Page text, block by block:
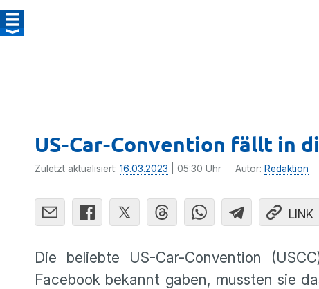
US-Car-Convention fällt in
Zuletzt aktualisiert: 16.03.2023 | 05:30 Uhr Autor: Redaktion
LINK
Die beliebte US-Car-Convention
Facebook bekannt gaben, mussten sie